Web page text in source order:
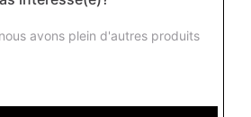
avons plein d'autres produits